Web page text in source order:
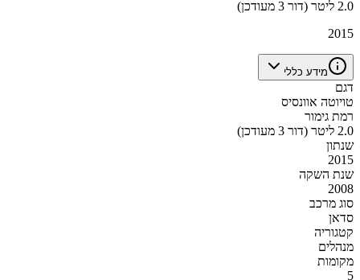
2.0 ליטר (דור 3 מעודכן)
2015
מידע כללי
דגם
טויוטה אוונסיס
רמת גימור
2.0 ליטר (דור 3 מעודכן)
שנתון
2015
שנת השקה
2008
סוג מרכב
סדאן
קטגוריה
מנהלים
מקומות
5